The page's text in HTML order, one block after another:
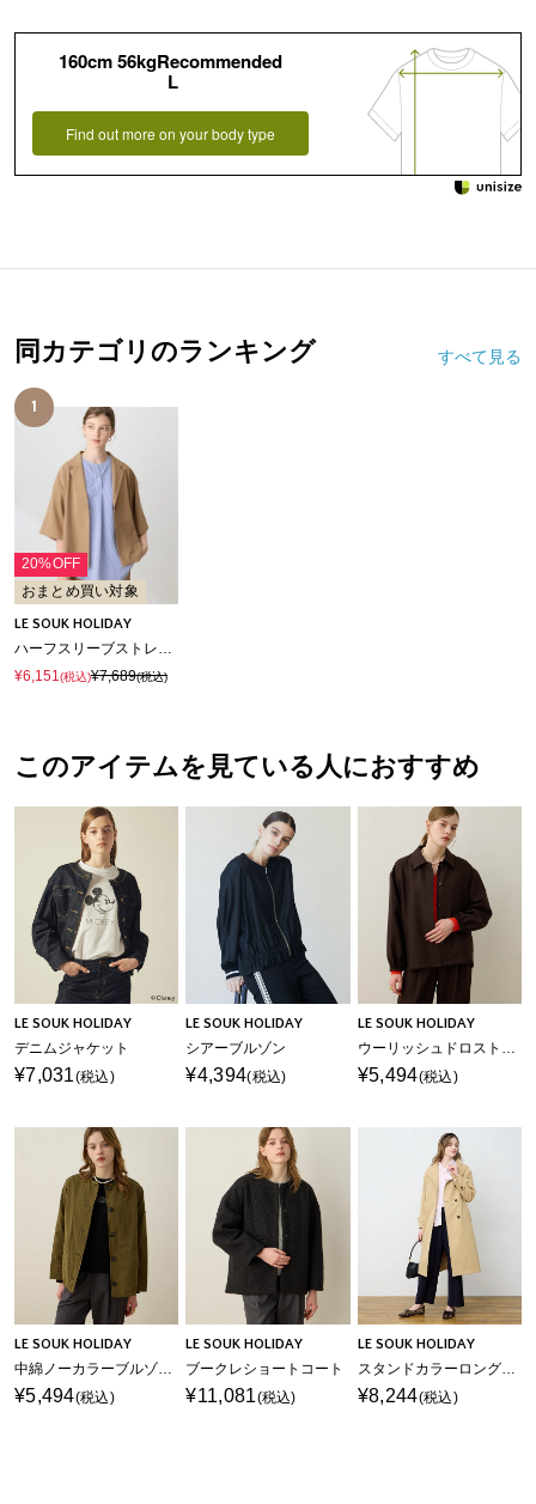
160cm 56kgRecommended
L
Find out more on your body type
同カテゴリのランキング すべて見る
1
20%OFF
おまとめ買い対象
LE SOUK HOLIDAY
ハーフスリーブストレッチシャツジャケット【接触冷感・UVカット・シワになりくい】
¥6,151 (税込)¥7,689(税込)
このアイテムを見ている人におすすめ
LE SOUK HOLIDAY
デニムジャケット
¥7,031(税込)
LE SOUK HOLIDAY
シアーブルゾン
¥4,394(税込)
LE SOUK HOLIDAY
ウーリッシュドロストブルゾン
¥5,494(税込)
LE SOUK HOLIDAY
中綿ノーカラーブルゾン【はっ水】
¥5,494(税込)
LE SOUK HOLIDAY
ブークレショートコート
¥11,081(税込)
LE SOUK HOLIDAY
スタンドカラーロングコート
¥8,244(税込)